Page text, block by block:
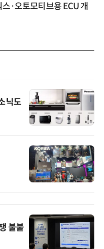
·오토모티브용 ECU 개
닉도
불붙